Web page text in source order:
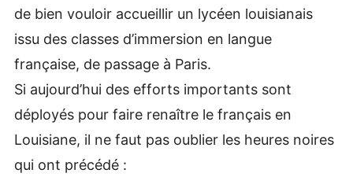
de bien vouloir accueillir un lycéen louisianais
issu des classes d’immersion en langue
française, de passage à Paris.
Si aujourd’hui des efforts importants sont
déployés pour faire renaître le français en
Louisiane, il ne faut pas oublier les heures noires
qui ont précédé :